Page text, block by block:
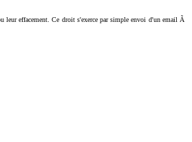
effacement. Ce droit s'exerce par simple envoi d'un email Ã